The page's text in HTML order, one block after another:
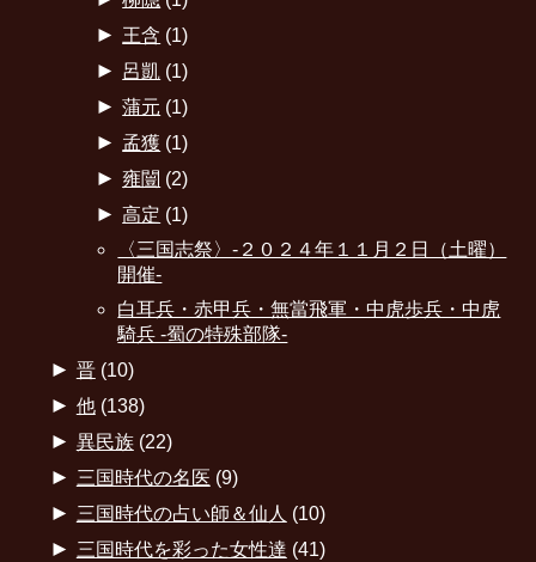
► 王含 (1)
► 呂凱 (1)
► 蒲元 (1)
► 孟獲 (1)
► 雍闓 (2)
► 高定 (1)
〈三国志祭〉-２０２４年１１月２日（土曜）
開催-
白耳兵・赤甲兵・無當飛軍・中虎歩兵・中虎
騎兵 -蜀の特殊部隊-
► 晋(10)
► 他(138)
► 異民族(22)
► 三国時代の名医 (9)
► 三国時代の占い師＆仙人 (10)
► 三国時代を彩った女性達 (41)